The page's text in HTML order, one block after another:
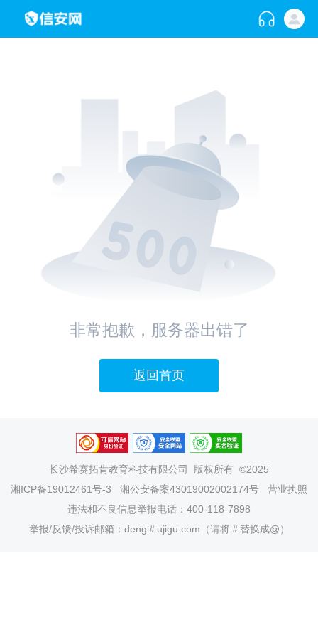
非常抱歉，服务器出错了
返回首页
长沙希赛拓肯教育科技有限公司
版权所有 ©2025
湘ICP备19012461号-3
湘公安备案43019002002174号
营业执照
违法和不良信息举报电话：400-118-7898
举报/反馈/投诉邮箱：deng＃ujigu.com（请将＃替换成@）